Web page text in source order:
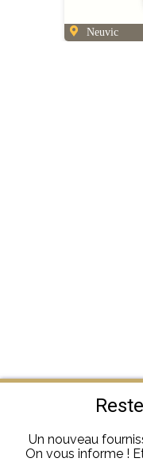
Neuvic
Un nouveau
On vous informe !